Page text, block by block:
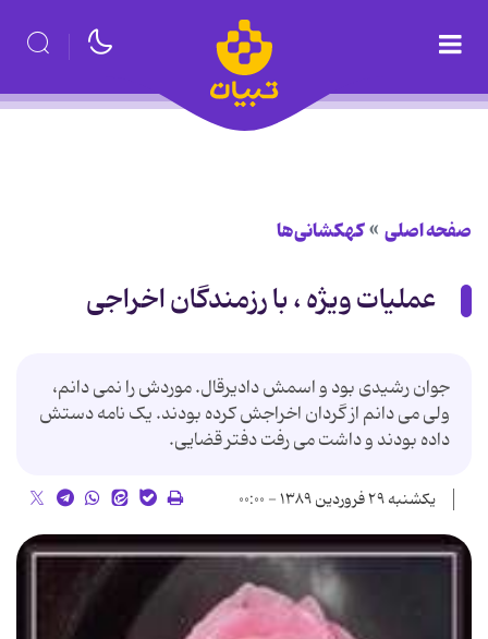
صفحه اصلی کهکشانی‌ها
عملیات ویژه ، با رزمندگان اخراجی
جوان رشیدی بود و اسمش دادیرقال. موردش را نمی دانم،
ولی می دانم از گردان اخراجش کرده بودند. یک نامه دستش
داده بودند و داشت می رفت دفتر قضایی.
یکشنبه ۲۹ فروردین ۱۳۸۹ - ۰۰:۰۰